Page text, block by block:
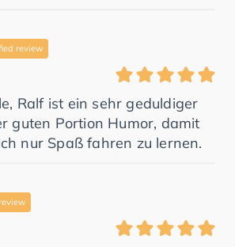
review
Ralf ist ein sehr geduldiger
guten Portion Humor, damit
nur Spaß fahren zu lernen.